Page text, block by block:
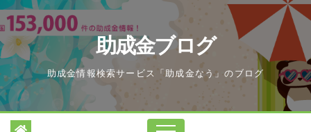
Skip
to
content
助成金ブログ
助成金情報検索サービス「助成金なう」のブログ